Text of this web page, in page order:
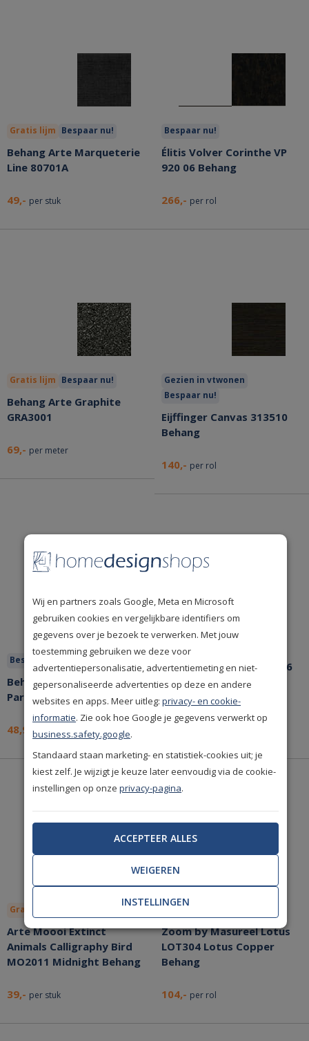
Gratis lijm Bespaar nu!
Behang Arte Marqueterie
Line 80701A
49,- per stuk
Bespaar nu!
Élitis Volver Corinthe VP
920 06 Behang
266,- per rol
Gratis lijm Bespaar nu!
Behang Arte Graphite
GRA3001
69,- per meter
Gezien in vtwonen
Bespaar nu!
Eijffinger Canvas 313510
Behang
140,- per rol
Bespaar nu!
Behang Esta Home
Paradise 139168
48,95per rol
Eijffinger Artifact 312456
Behang
Gratis lijm
Arte Moooi Extinct
Animals Calligraphy Bird
MO2011 Midnight Behang
39,- per stuk
Zoom by Masureel Lotus
LOT304 Lotus Copper
Behang
104,- per rol
Wij en partners zoals Google, Meta en Microsoft
gebruiken cookies en vergelijkbare identifiers om
gegevens over je bezoek te verwerken. Met jouw
toestemming gebruiken we deze voor
advertentiepersonalisatie, advertentiemeting en niet-
gepersonaliseerde advertenties op deze en andere
websites en apps. Meer uitleg:privacy- en cookie-
informatie. Zie ook hoe Google je gegevens verwerkt op
business.safety.google.
Standaard staan marketing- en statistiek-cookies uit; je
kiest zelf. Je wijzigt je keuze later eenvoudig via de cookie-
instellingen op onzeprivacy-pagina.
ACCEPTEER ALLES
WEIGEREN
INSTELLINGEN